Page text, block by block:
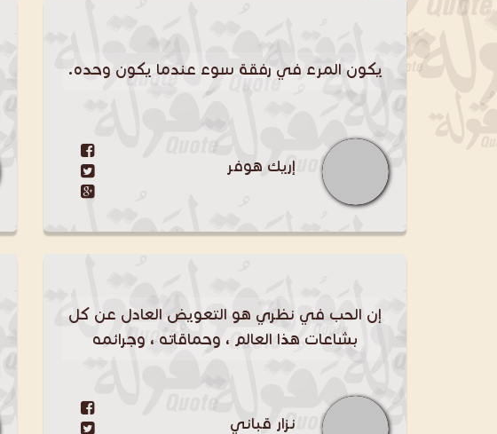
يكون المرء في رفقة سوء عندما يكون وحده.
إريك هوفر
إن الحب في نظري هو التعويض العادل عن كل
بشاعات هذا العالم ، وحماقاته ، وجرائمه
نزار قباني